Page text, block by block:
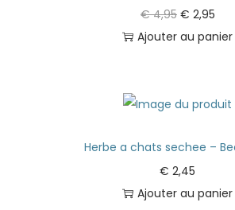
€4,95 € 2,95
Ajouter au panier
Herbe a chats sechee –
€ 2,45
Ajouter au panier